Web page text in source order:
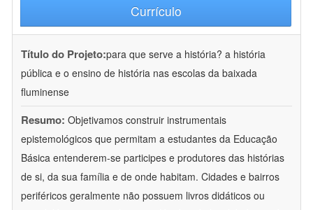
Currículo
Título do Projeto:para que serve a história? a história
pública e o ensino de história nas escolas da baixada
fluminense
Resumo: Objetivamos construir instrumentais
epistemológicos que permitam a estudantes da Educação
Básica entenderem-se participes e produtores das histórias
de si, da sua família e de onde habitam. Cidades e bairros
periféricos geralmente não possuem livros didáticos ou